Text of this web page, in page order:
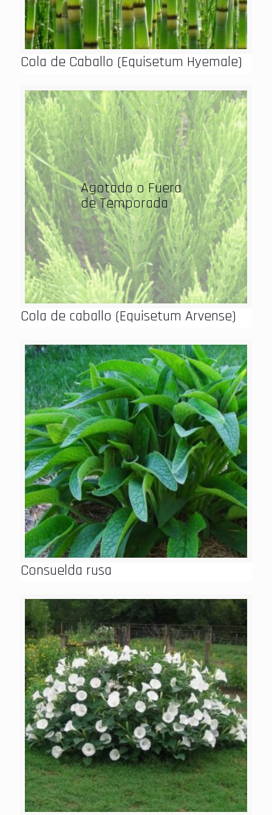
Cola de Caballo (Equisetum Hyemale)
Agotado o Fuera
de Temporada
Cola de caballo (Equisetum Arvense)
Consuelda rusa